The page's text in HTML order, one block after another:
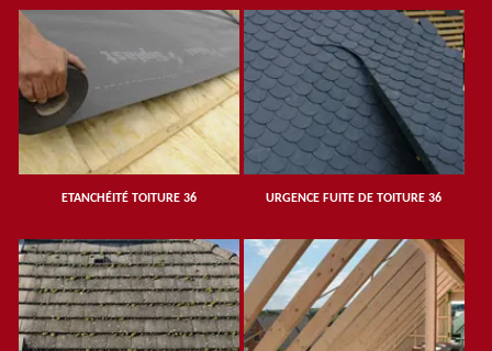
ETANCHÉITÉ TOITURE 36 URGENCE FUITE DE TOITURE 36